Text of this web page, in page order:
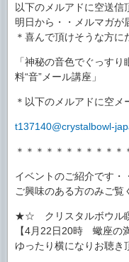
以下のメルアドに空送信
明日から・・メルマガが
＊喜んで頂けそうな方に
「神秘の音色でぐっす
料“音”メール講座」
＊以下のメルアドに空メ
t137140@crystalbowl-
＊＊＊＊＊＊＊＊＊＊＊
イベントのご紹介です・
ご興味のある方のみご覧
★☆ クリスタルボウ
【4月22日20時 蠍座
ゆったり横になりお聴き